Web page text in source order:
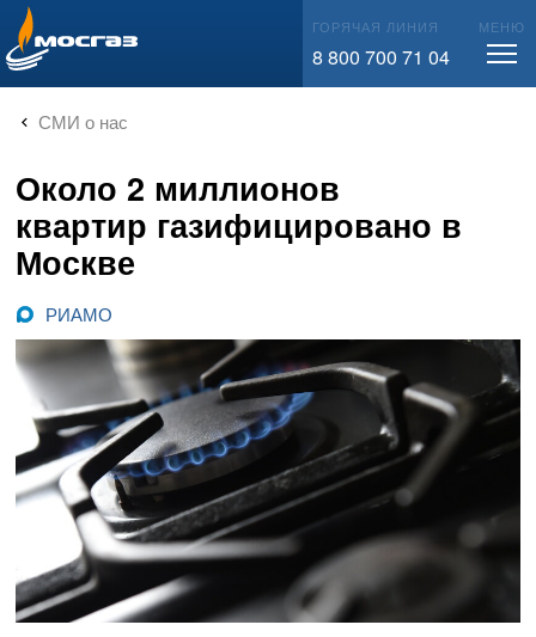
info@mos-gaz.ru ГОРЯЧАЯ ЛИНИЯ
8 800 700 71 04
МЕНЮ
СМИ о нас
Около 2 миллионов
квартир газифицировано в
Москве
РИАМО